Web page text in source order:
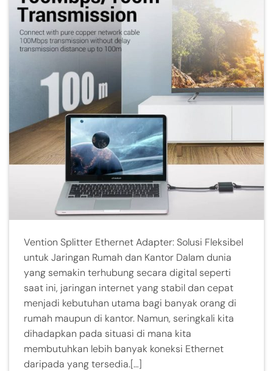
Vention Splitter Ethernet Adapter: Solusi Fleksibel
untuk Jaringan Rumah dan Kantor Dalam dunia
yang semakin terhubung secara digital seperti
saat ini, jaringan internet yang stabil dan cepat
menjadi kebutuhan utama bagi banyak orang di
rumah maupun di kantor. Namun, seringkali kita
dihadapkan pada situasi di mana kita
membutuhkan lebih banyak koneksi Ethernet
daripada yang tersedia.[…]